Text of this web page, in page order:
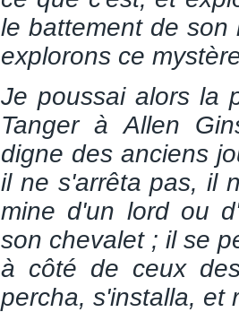
le battement de
explorons ce
Je poussai alors la
Tanger à Allen
digne des anciens
il ne s'arrêta pas, il
mine d'un lord ou
son chevalet ; il se
à côté de ceux
percha, s'installa, et